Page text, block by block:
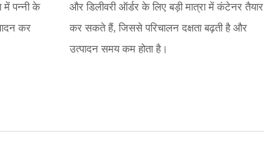
में पन्नी के
कर
और डिलीवरी ऑर्डर के लिए बड़ी मात्रा में कंटेनर तैयार
कर सकते हैं, जिससे परिचालन दक्षता बढ़ती है और
उत्पादन समय कम होता है।